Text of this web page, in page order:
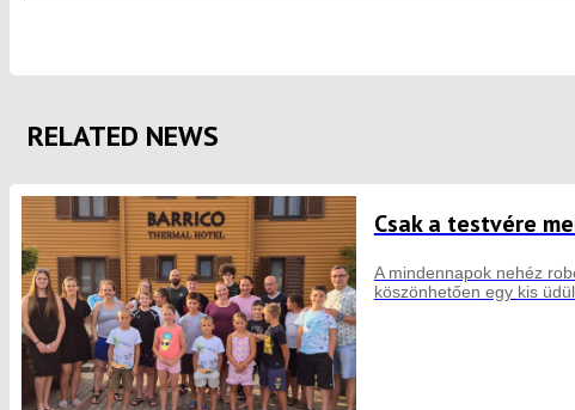
RELATED NEWS
Csak a testvére
A mindennapok nehéz
köszönhetően egy kis